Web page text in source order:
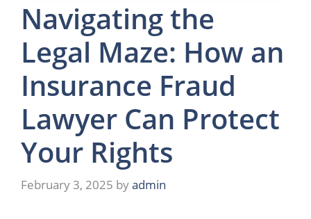
Navigating the
Legal Maze: How an
Insurance Fraud
Lawyer Can Protect
Your Rights
February 3, 2025 byadmin